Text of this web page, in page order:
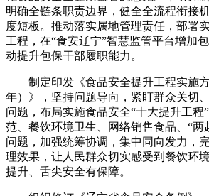
明确全链条职责边界，健全全流程衔接
度短板。推动落实属地管理责任，部署
工程，在“食安辽宁”智慧监管平台增加
动提升包保干部履职能力。
制定印发《食品安全提升工程实施
年）》，坚持问题导向，紧盯群众关切
问题，布局实施食品安全“十大提升工程
范、餐饮环境卫生、网络销售食品、“两
问题，加强统筹协调，集中同向发力，
理效果，让人民群众切实感受到餐饮环
提升、舌尖安全有保障。